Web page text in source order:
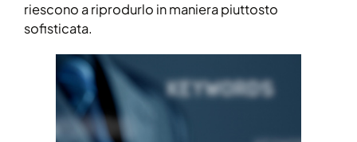
riescono a riprodurlo in maniera piuttosto
sofisticata.